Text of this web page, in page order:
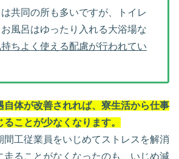
は共同の所も多いですが、トイレ
風呂はゆったり入れる大浴場な
ちよく使える配慮が行われてい
自体が改善されれば、寮生活から仕事
ことが少なくなります。
間工従業員をいじめてストレスを解消
走ることがなくなったのも、いじめ減